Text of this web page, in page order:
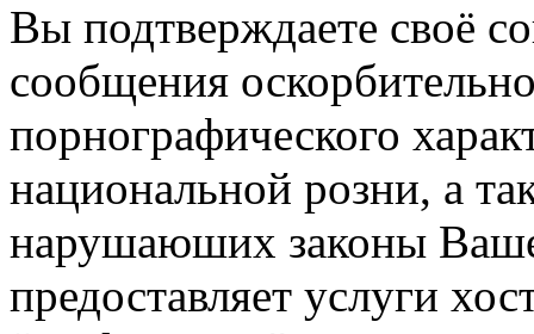
Вы подтверждаете своё
сообщения
порнографического
национальной розни, а
нарушаюших законы
предоставляет услуги